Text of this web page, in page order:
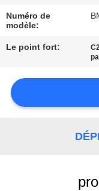
NOUS
CAS
Numéro de
modèle:
Le point fort: